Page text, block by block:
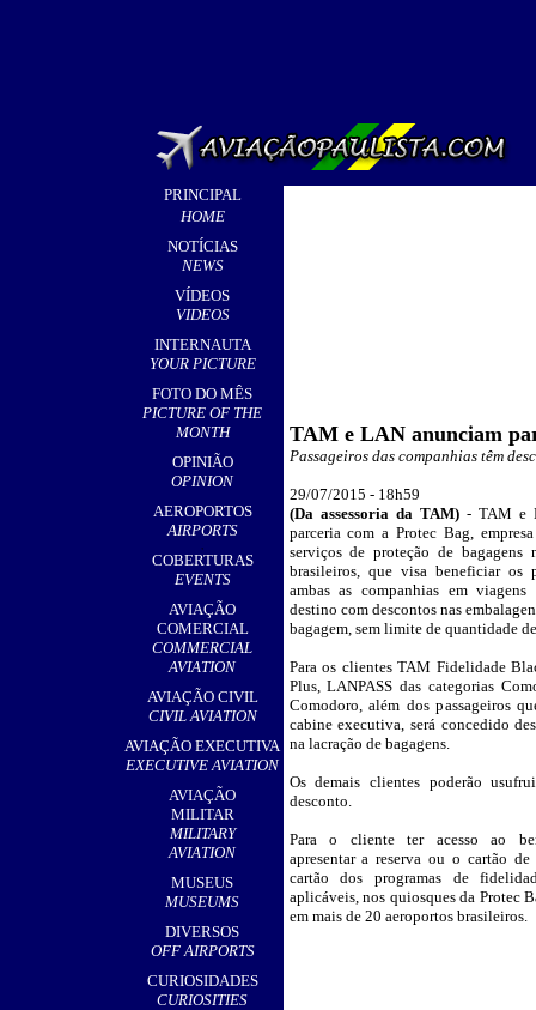
PRINCIPAL
HOME
NOTÍCIAS
NEWS
VÍDEOS
VIDEOS
INTERNAUTA
YOUR PICTURE
FOTO DO MÊS
PICTURE OF THE
MONTH
OPINIÃO
OPINION
AEROPORTOS
AIRPORTS
,
COBERTURAS
EVENTS
AVIAÇÃO
COMERCIAL
COMMERCIAL
AVIATION
AVIAÇÃO CIVIL
CIVIL AVIATION
AVIAÇÃO EXECUTIVA
EXECUTIVE AVIATION
AVIAÇÃO
MILITAR
MILITARY
AVIATION
MUSEUS
MUSEUMS
DIVERSOS
OFF AIRPORTS
CURIOSIDADES
CURIOSITIES
TAM e LAN anunciam
Passageiros das companhias têm
29/07/2015 - 18h59
(Da assessoria da TAM) - TAM e
parceria com a Protec Bag,
serviços de proteção de bagagens
brasileiros, que visa beneficiar os
ambas as companhias em viagens
destino com descontos nas
bagagem, sem limite de quantidade
Para os clientes TAM Fidelidade
Plus, LANPASS das categorias
Comodoro, além dos passageiros
cabine executiva, será concedido
na lacração de bagagens.
Os demais clientes poderão
desconto.
Para o cliente ter acesso ao
apresentar a reserva ou o cartão
cartão dos programas de
aplicáveis, nos quiosques da Protec
em mais de 20 aeroportos brasileiros.